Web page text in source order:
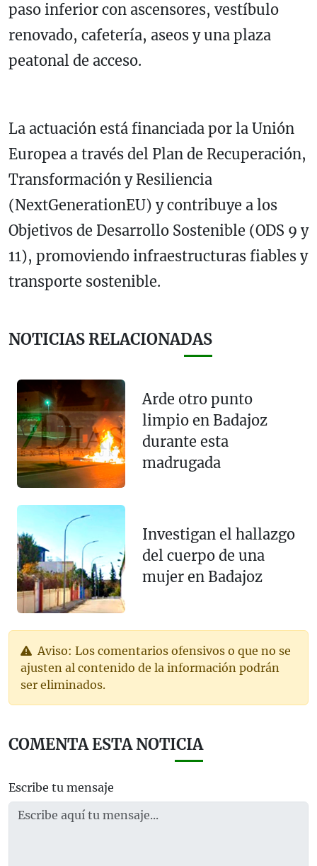
paso inferior con ascensores, vestíbulo
renovado, cafetería, aseos y una plaza
peatonal de acceso.
La actuación está financiada por la Unión
Europea a través del Plan de Recuperación,
Transformación y Resiliencia
(NextGenerationEU) y contribuye a los
Objetivos de Desarrollo Sostenible (ODS 9 y
11), promoviendo infraestructuras fiables y
transporte sostenible.
NOTICIAS RELACIONADAS
Arde otro punto
limpio en Badajoz
durante esta
madrugada
Investigan el hallazgo
del cuerpo de una
mujer en Badajoz
Aviso: Los comentarios ofensivos o que no se
ajusten al contenido de la información podrán
ser eliminados.
COMENTA ESTA NOTICIA
Escribe tu mensaje